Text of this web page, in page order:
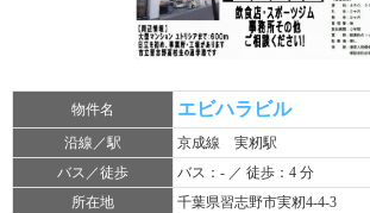
物件名 エビハラビル
沿線／駅
京成線 実籾駅
バス／徒歩
バス：- ／ 徒歩：4 分
所在地
千葉県習志野市実籾4-4-3